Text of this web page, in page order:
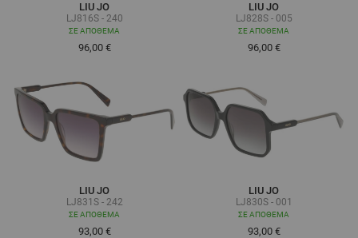
LIU JO
LJ816S - 240
ΣΕ ΑΠΌΘΕΜΑ
96,00 €
LIU JO
LJ828S - 005
ΣΕ ΑΠΌΘΕΜΑ
96,00 €
LIU JO
LJ831S - 242
ΣΕ ΑΠΌΘΕΜΑ
93,00 €
LIU JO
LJ830S - 001
ΣΕ ΑΠΌΘΕΜΑ
93,00 €